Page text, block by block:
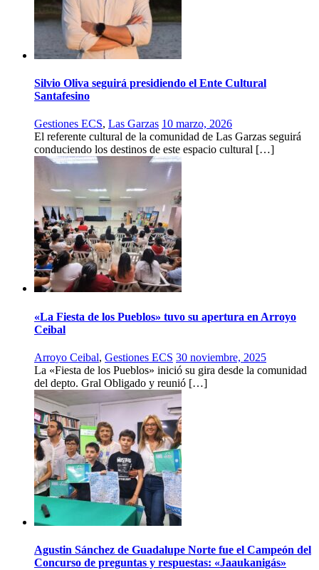
Silvio Oliva seguirá presidiendo el Ente Cultural
Santafesino
Gestiones ECS, Las Garzas 10 marzo, 2026
El referente cultural de la comunidad de Las Garzas seguirá
conduciendo los destinos de este espacio cultural […]
«La Fiesta de los Pueblos» tuvo su apertura en Arroyo
Ceibal
Arroyo Ceibal, Gestiones ECS 30 noviembre, 2025
La «Fiesta de los Pueblos» inició su gira desde la comunidad
del depto. Gral Obligado y reunió […]
Agustin Sánchez de Guadalupe Norte fue el Campeón del
Concurso de preguntas y respuestas: «Jaaukanigás»